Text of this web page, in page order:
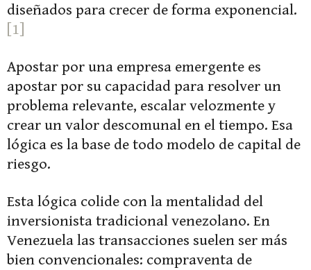
diseñados para crecer de forma exponencial.
[1]
Apostar por una empresa emergente es
apostar por su capacidad para resolver un
problema relevante, escalar velozmente y
crear un valor descomunal en el tiempo. Esa
lógica es la base de todo modelo de capital de
riesgo.
Esta lógica colide con la mentalidad del
inversionista tradicional venezolano. En
Venezuela las transacciones suelen ser más
bien convencionales: compraventa de